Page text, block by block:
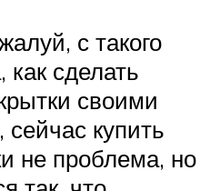
с такого
как сделать
своими
купить
не проблема, но